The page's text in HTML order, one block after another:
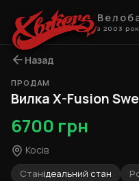
з 2003
Назад
ПРОДАМ
Вилка X-Fusion
6700 грн
Косів
Станідеальний стан